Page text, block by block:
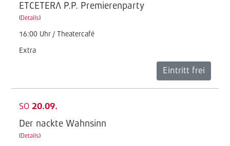
ETCETERA P.P. Premierenparty
(Details)
16:00 Uhr / Theatercafé
Extra
Eintritt frei
SO 20.09.
Der nackte Wahnsinn
(Details)